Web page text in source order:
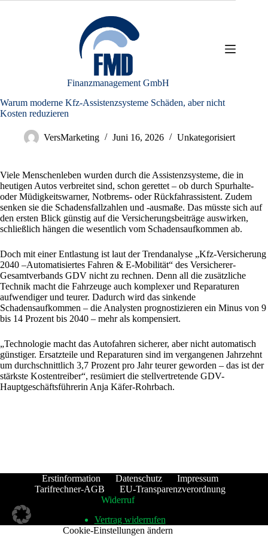
Finanzmanagement GmbH
Warum moderne Kfz-Assistenzsysteme Schäden, aber nicht
Kosten reduzieren
VersMarketing Juni 16, 2026 Unkategorisiert
Viele Menschenleben wurden durch die Assistenzsysteme, die in
heutigen Autos verbreitet sind, schon gerettet – ob durch Spurhalte-
oder Müdigkeitswarner, Notbrems- oder Rückfahrassistent. Zudem
senken sie die Schadensfallzahlen und -ausmaße. Das müsste sich auf
den ersten Blick günstig auf die Versicherungsbeiträge auswirken,
schließlich hängen die wesentlich vom Schadensaufkommen ab.
Doch mit einer Entlastung ist laut der Trendanalyse „Kfz-Versicherung
2040 –Automatisiertes Fahren & E-Mobilität“ des Versicherer-
Gesamtverbands GDV nicht zu rechnen. Denn all die zusätzliche
Technik macht die Fahrzeuge auch komplexer und Reparaturen
aufwendiger und teurer. Dadurch wird das sinkende
Schadensaufkommen – die Analysten prognostizieren ein Minus von 9
bis 14 Prozent bis 2040 – mehr als kompensiert.
„Technologie macht das Autofahren sicherer, aber nicht automatisch
günstiger. Ersatzteile und Reparaturen sind im vergangenen Jahrzehnt
um durchschnittlich 3,7 Prozent pro Jahr teurer geworden – das ist der
stärkste Kostentreiber“, resümiert die stellvertretende GDV-
Hauptgeschäftsführerin Anja Käfer-Rohrbach.
Erstinformation Datenschutz
Impressum
Tarifrechner-AGB
EU-Transparenzverordnung
Widerruf
Vertrag widerrufen
Cookie-Einstellungen ändern